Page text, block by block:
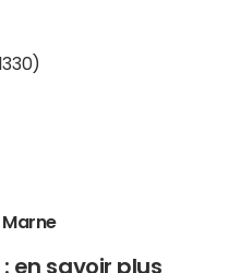
en savoir plus